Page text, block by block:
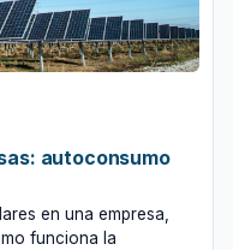
autoconsumo
en una empresa,
funciona la